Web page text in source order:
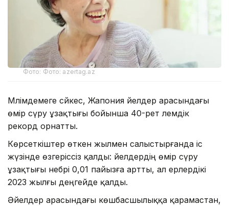
Фото: Фото: azertag.az
Мәлімдемеге сәйкес, Жапония әйелдер арасындағы
өмір сүру ұзақтығы бойынша 40-рет әлемдік
рекорд орнатты.
Көрсеткіштер өткен жылмен салыстырғанда іс
жүзінде өзгеріссіз қалды: әйелдердің өмір сүру
ұзақтығы небәрі 0,01 пайызға артты, ал ерлердікі
2023 жылғы деңгейде қалды.
Әйелдер арасындағы көшбасшылыққа қарамастан,